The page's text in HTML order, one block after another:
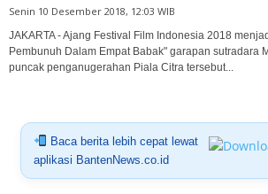
Senin 10 Desember 2018, 12:03 WIB
JAKARTA - Ajang Festival Film Indonesia 2018
Pembunuh Dalam Empat Babak" garapan sutradara
puncak penganugerahan Piala Citra tersebut...
Baca berita lebih cepat lewat
aplikasi BantenNews.co.id